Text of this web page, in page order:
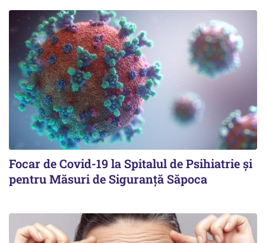
Focar de Covid-19 la Spitalul de Psihiatrie şi
pentru Măsuri de Siguranţă Săpoca